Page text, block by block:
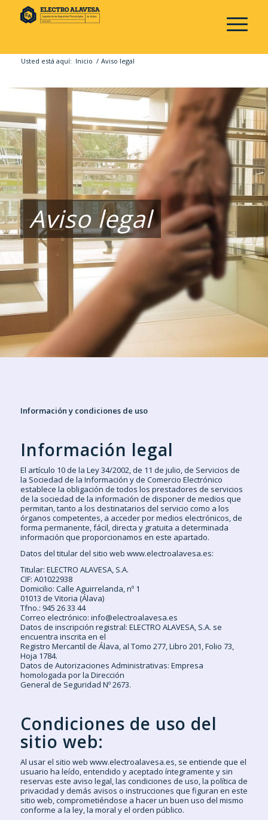
Usted está aquí: Inicio / Aviso legal
Aviso legal
Información y condiciones de uso
Información legal
El artículo 10 de la Ley 34/2002, de 11 de julio, de Servicios de
la Sociedad de la Información y de Comercio Electrónico
establece la obligación de todos los prestadores de servicios
de la sociedad de la información de disponer de medios que
permitan, tanto a los destinatarios del servicio como a los
órganos competentes, a acceder por medios electrónicos, de
forma permanente, fácil, directa y gratuita a determinada
información que proporcionamos en este apartado.
Datos del titular del sitio web www.electroalavesa.es:
Titular: ELECTRO ALAVESA, S.A.
CIF: A01022938
Domicilio: Calle Aguirrelanda, nº 1
01013 de Vitoria (Álava)
Tfno.: 945 26 33 44
Correo electrónico: info@electroalavesa.es
Datos de inscripción registral: ELECTRO ALAVESA, S.A. se
encuentra inscrita en el
Registro Mercantil de Álava, al Tomo 277, Libro 201, Folio 73,
Hoja 1784.
Datos de Autorizaciones Administrativas: Empresa
homologada por la Dirección
General de Seguridad Nº 2673.
Condiciones de uso del
sitio web:
Al usar el sitio web www.electroalavesa.es, se entiende que el
usuario ha leído, entendido y aceptado íntegramente y sin
reservas este aviso legal, las condiciones de uso, la política de
privacidad y demás avisos o instrucciones que figuran en este
sitio web, comprometiéndose a hacer un buen uso del mismo
conforme a la ley, la moral y el orden público.